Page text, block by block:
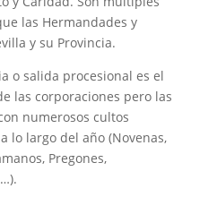
las Hermandades y
y su Provincia.
o salida procesional es el
las corporaciones pero las
numerosos cultos
lo largo del año (Novenas,
Pregones,